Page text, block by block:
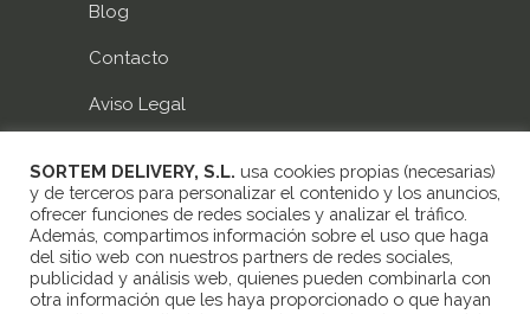
Blog
Contacto
Aviso Legal
Política de cookies
SORTEM DELIVERY, S.L. usa cookies propias (necesarias)
y de terceros para personalizar el contenido y los anuncios,
ofrecer funciones de redes sociales y analizar el tráfico.
Además, compartimos información sobre el uso que haga
del sitio web con nuestros partners de redes sociales,
publicidad y análisis web, quienes pueden combinarla con
otra información que les haya proporcionado o que hayan